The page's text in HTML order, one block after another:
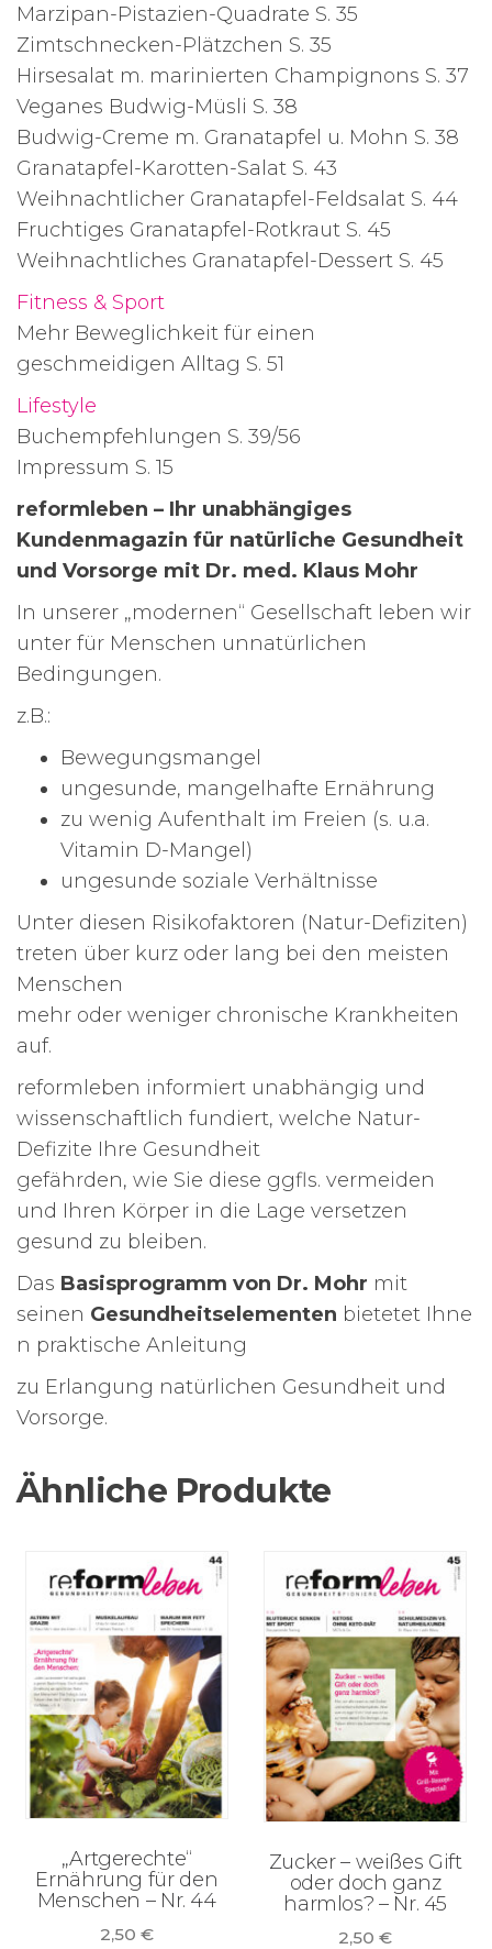
Marzipan-Pistazien-Quadrate S. 35
Zimtschnecken-Plätzchen S. 35
Hirsesalat m. marinierten Champignons S. 37
Veganes Budwig-Müsli S. 38
Budwig-Creme m. Granatapfel u. Mohn S. 38
Granatapfel-Karotten-Salat S. 43
Weihnachtlicher Granatapfel-Feldsalat S. 44
Fruchtiges Granatapfel-Rotkraut S. 45
Weihnachtliches Granatapfel-Dessert S. 45
Fitness & Sport
Mehr Beweglichkeit für einen
geschmeidigen Alltag S. 51
Lifestyle
Buchempfehlungen S. 39/56
Impressum S. 15
reformleben – Ihr unabhängiges
Kundenmagazin für natürliche Gesundheit
und Vorsorge mit Dr. med. Klaus Mohr
In unserer „modernen“ Gesellschaft leben wir
unter für Menschen unnatürlichen
Bedingungen.
z.B.:
Bewegungsmangel
ungesunde, mangelhafte Ernährung
zu wenig Aufenthalt im Freien (s. u.a.
Vitamin D-Mangel)
ungesunde soziale Verhältnisse
Unter diesen Risikofaktoren (Natur-Defiziten)
treten über kurz oder lang bei den meisten
Menschen
mehr oder weniger chronische Krankheiten
auf.
reformleben informiert unabhängig und
wissenschaftlich fundiert, welche Natur-
Defizite Ihre Gesundheit
gefährden, wie Sie diese ggfls. vermeiden
und Ihren Körper in die Lage versetzen
gesund zu bleiben.
Das Basisprogramm von Dr. Mohr mit
seinen Gesundheitselementen bietetet Ihne
n praktische Anleitung
zu Erlangung natürlichen Gesundheit und
Vorsorge.
Ähnliche Produkte
„Artgerechte“
Ernährung für den
Menschen – Nr. 44
2,50 €
Zucker – weißes Gift
oder doch ganz
harmlos? – Nr. 45
2,50€